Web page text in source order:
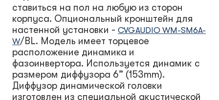
ставиться на пол на любую из сторон
корпуса. Опциональный кронштейн для
настенной установки - CVGAUDIO WM-SM6A-
W/BL. Модель имеет торцевое
расположение динамика и
фазоинвертора. Используется динамик с
размером диффузора 6” (153mm).
Диффузор динамической головки
изготовлен из специальной акустической